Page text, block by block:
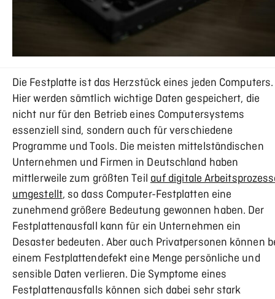
Die Festplatte ist das Herzstück eines jeden Computers.
Hier werden sämtlich wichtige Daten gespeichert, die
nicht nur für den Betrieb eines Computersystems
essenziell sind, sondern auch für verschiedene
Programme und Tools. Die meisten mittelständischen
Unternehmen und Firmen in Deutschland haben
mittlerweile zum größten Teilauf digitale
umgestellt, so dass Computer-Festplatten eine
zunehmend größere Bedeutung gewonnen haben. Der
Festplattenausfall kann für ein Unternehmen ein
Desaster bedeuten. Aber auch Privatpersonen können
einem Festplattendefekt eine Menge persönliche und
sensible Daten verlieren. Die Symptome eines
Festplattenausfalls können sich dabei sehr stark